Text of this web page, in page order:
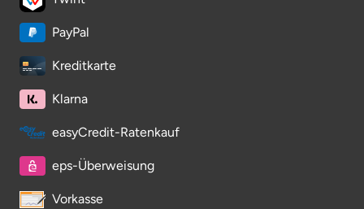
PayPal
Kreditkarte
Klarna
easyCredit-Ratenkauf
eps-Überweisung
Vorkasse
Segeberg
Seligenstadt
Speyer
Stade
Steinburg